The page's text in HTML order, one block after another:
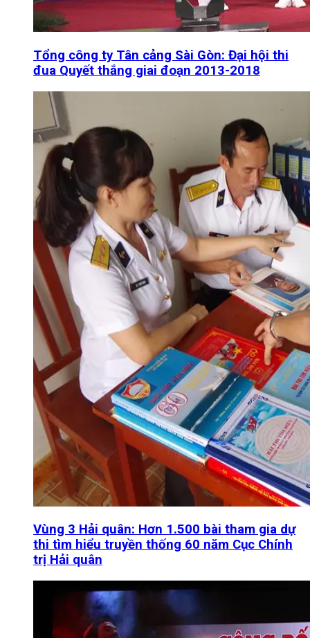
Tổng công ty Tân cảng Sài Gòn: Đại hội thi
đua Quyết thắng giai đoạn 2013-2018
Vùng 3 Hải quân: Hơn 1.500 bài tham gia dự
thi tìm hiểu truyền thống 60 năm Cục Chính
trị Hải quân